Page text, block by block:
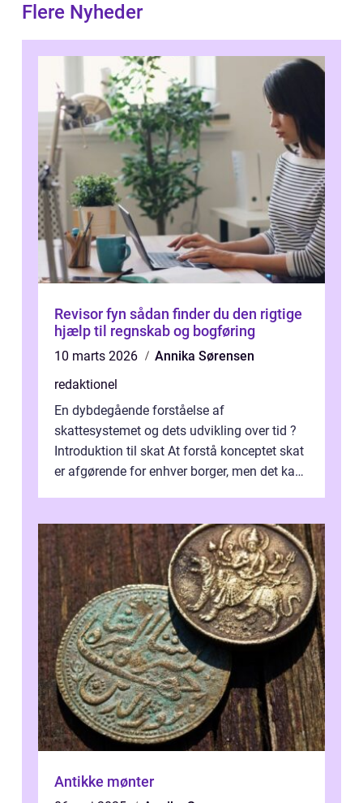
Flere Nyheder
Revisor fyn sådan finder du den rigtige
hjælp til regnskab og bogføring
10 marts 2026
Annika Sørensen
redaktionel
En dybdegående forståelse af
skattesystemet og dets udvikling over tid ?
Introduktion til skat At forstå konceptet skat
er afgørende for enhver borger, men det kan
Antikke mønter